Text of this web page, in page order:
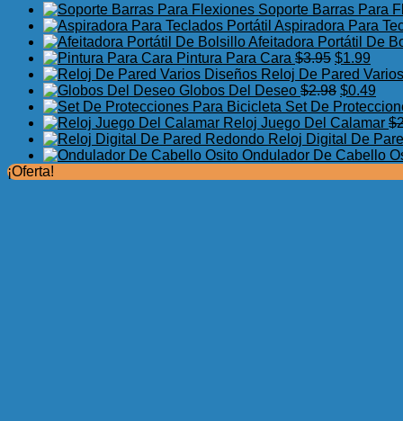
Soporte Barras Para
Aspiradora Para
Afeitadora Portátil De
Pintura Para Cara $3.95 El
precio
original
era:
$3.95.
$1.99
actual
es:
Reloj De Pared
Globos Del Deseo $2.98 El
precio
original
era:
$2.98.
$0.49
es:
Set De
Reloj Juego Del Calamar $
Reloj Digital De
Ondulador De Cabello
¡Oferta!